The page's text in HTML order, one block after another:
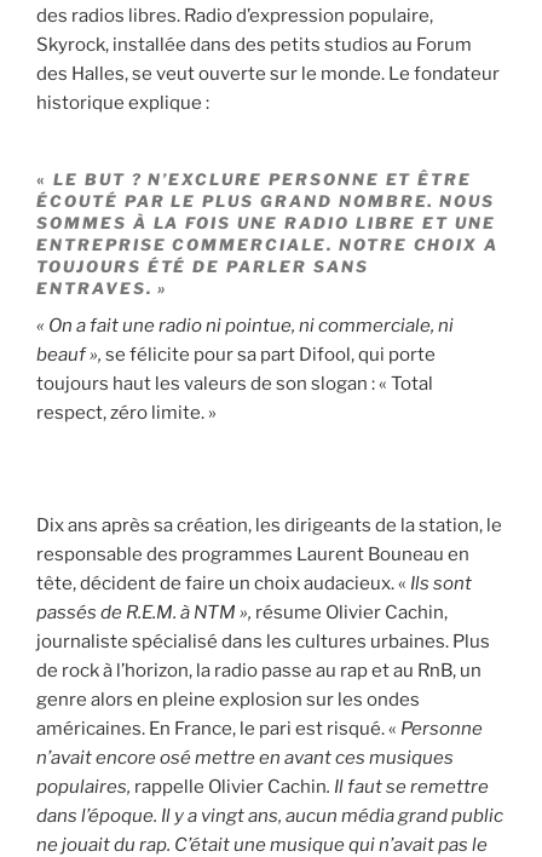
des radios libres. Radio d’expression populaire,
Skyrock, installée dans des petits studios au Forum
des Halles, se veut ouverte sur le monde. Le fondateur
historique explique :
« LE BUT ? N’EXCLURE PERSONNE ET ÊTRE
ÉCOUTÉ PAR LE PLUS GRAND NOMBRE.NOUS
SOMMES À LA FOIS UNE RADIO LIBRE ET UNE
ENTREPRISE COMMERCIALE. NOTRE CHOIX A
TOUJOURS ÉTÉ DE PARLER SANS
ENTRAVES. »
« On a fait une radio ni pointue, ni commerciale, ni
beauf », se félicite pour sa part Difool, qui porte
toujours haut les valeurs de son slogan : « Total
respect, zéro limite. »
Dix ans après sa création, les dirigeants de la station, le
responsable des programmes Laurent Bouneau en
tête, décident de faire un choix audacieux. « Ils sont
passés de R.E.M. à NTM », résume Olivier Cachin,
journaliste spécialisé dans les cultures urbaines. Plus
de rock à l’horizon, la radio passe au rap et au RnB, un
genre alors en pleine explosion sur les ondes
américaines. En France, le pari est risqué. « Personne
n’avait encore osé mettre en avant ces musiques
populaires, rappelle Olivier Cachin. Il faut se remettre
dans l’époque. Il y a vingt ans, aucun média grand public
ne jouait du rap. C’était une musique qui n’avait pas le